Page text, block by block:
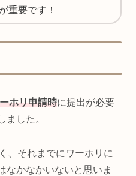
重要です！
ホリ申請時に提出が必要
ました。
、それまでにワーホリに
なかなかいないと思いま